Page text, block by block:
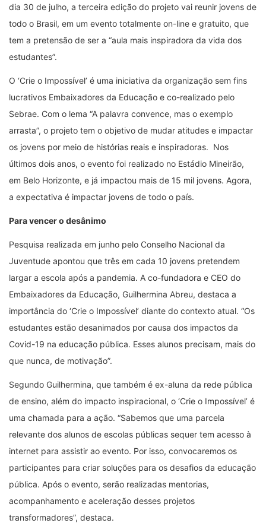
dia 30 de julho, a terceira edição do projeto vai reunir jovens de
todo o Brasil, em um evento totalmente on-line e gratuito, que
tem a pretensão de ser a “aula mais inspiradora da vida dos
estudantes”.
O ‘Crie o Impossível’ é uma iniciativa da organização sem fins
lucrativos Embaixadores da Educação e co-realizado pelo
Sebrae. Com o lema “A palavra convence, mas o exemplo
arrasta”, o projeto tem o objetivo de mudar atitudes e impactar
os jovens por meio de histórias reais e inspiradoras. Nos
últimos dois anos, o evento foi realizado no Estádio Mineirão,
em Belo Horizonte, e já impactou mais de 15 mil jovens. Agora,
a expectativa é impactar jovens de todo o país.
Para vencer o desânimo
Pesquisa realizada em junho pelo Conselho Nacional da
Juventude apontou que três em cada 10 jovens pretendem
largar a escola após a pandemia. A co-fundadora e CEO do
Embaixadores da Educação, Guilhermina Abreu, destaca a
importância do ‘Crie o Impossível’ diante do contexto atual. “Os
estudantes estão desanimados por causa dos impactos da
Covid-19 na educação pública. Esses alunos precisam, mais do
que nunca, de motivação”.
Segundo Guilhermina, que também é ex-aluna da rede pública
de ensino, além do impacto inspiracional, o ‘Crie o Impossível’ é
uma chamada para a ação. “Sabemos que uma parcela
relevante dos alunos de escolas públicas sequer tem acesso à
internet para assistir ao evento. Por isso, convocaremos os
participantes para criar soluções para os desafios da educação
pública. Após o evento, serão realizadas mentorias,
acompanhamento e aceleração desses projetos
transformadores”, destaca.